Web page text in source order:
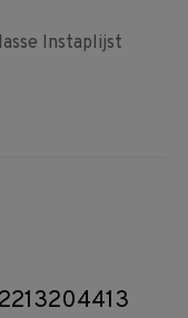
Instaplijst